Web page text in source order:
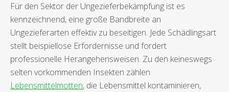
Für den Sektor der Ungezieferbekämpfung ist es
kennzeichnend, eine große Bandbreite an
Ungezieferarten effektiv zu beseitigen. Jede Schädlingsart
stellt beispiellose Erfordernisse und fordert
professionelle Herangehensweisen. Zu den keineswegs
selten vorkommenden Insekten zählen
Lebensmittelmotten, die Lebensmittel kontaminieren,